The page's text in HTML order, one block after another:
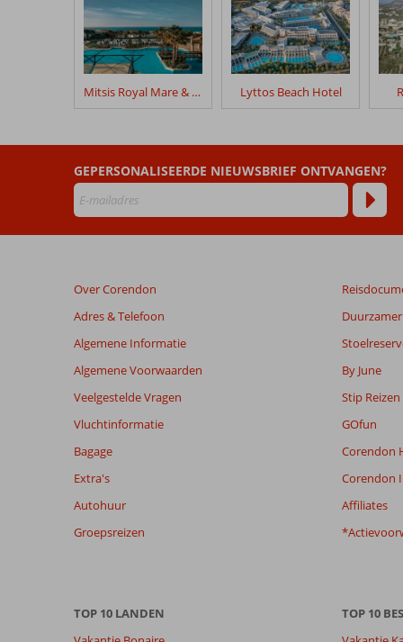
geschreven
na
hun
verblijf
Fly
Pearl
Beoordelingen
die
dan
48
maanden
worden
meer
weergegeven
de
te
over
onze
Mitsis Royal Mare & Thalasso Resort Lyttos Beach Hotel
GEPERSONALISEERDE NIEUWSBRIEF ONTVANGEN?
Over Corendon
Adres & Telefoon
Algemene Informatie
Algemene Voorwaarden
Veelgestelde Vragen
Vluchtinformatie
Bagage
Extra's
Autohuur
Groepsreizen
By June
Stip Reizen
GOfun
Corendon
Corendon
Affiliates
TOP 10 LANDEN
TOP 10